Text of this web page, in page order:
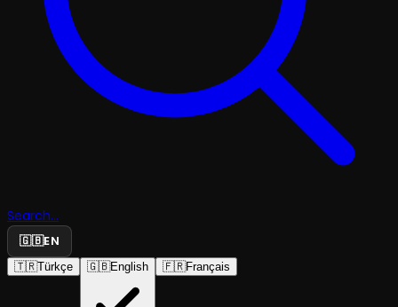
Search...
🇬🇧EN
🇹🇷Türkçe 🇬🇧English 🇫🇷Français